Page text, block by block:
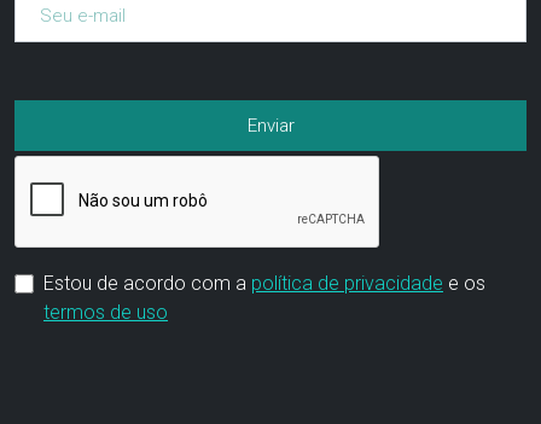
Estou de acordo com a política de privacidade e os
termos de uso